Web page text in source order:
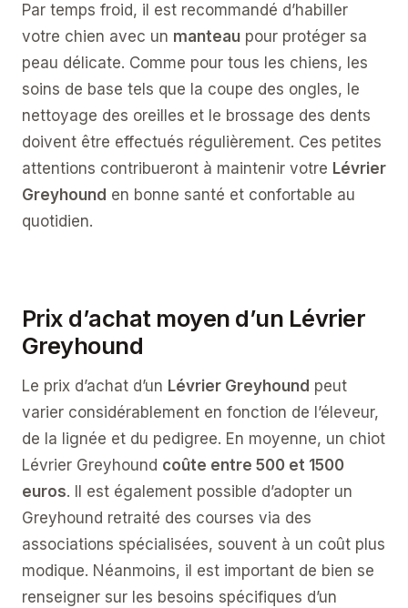
Par temps froid, il est recommandé d’habiller
votre chien avec un manteau pour protéger sa
peau délicate. Comme pour tous les chiens, les
soins de base tels que la coupe des ongles, le
nettoyage des oreilles et le brossage des dents
doivent être effectués régulièrement. Ces petites
attentions contribueront à maintenir votre Lévrier
Greyhound en bonne santé et confortable au
quotidien.
Prix d’achat moyen d’un Lévrier
Greyhound
Le prix d’achat d’un Lévrier Greyhound peut
varier considérablement en fonction de l’éleveur,
de la lignée et du pedigree. En moyenne, un chiot
Lévrier Greyhound coûte entre 500 et 1500
euros. Il est également possible d’adopter un
Greyhound retraité des courses via des
associations spécialisées, souvent à un coût plus
modique. Néanmoins, il est important de bien se
renseigner sur les besoins spécifiques d’un